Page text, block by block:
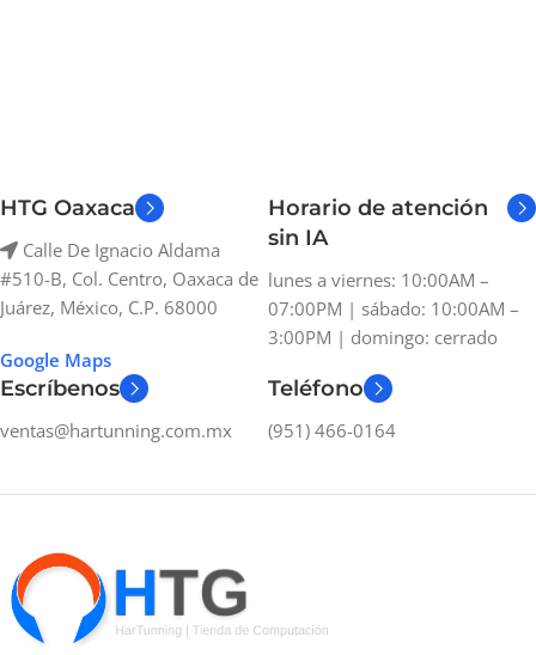
HTG Oaxaca
Calle De Ignacio Aldama
#510-B, Col. Centro, Oaxaca de
Juárez, México, C.P. 68000
Google Maps
Horario de atención
sin IA
lunes a viernes: 10:00AM –
07:00PM | sábado: 10:00AM –
3:00PM | domingo: cerrado
Escríbenos
ventas@hartunning.com.mx
Teléfono
(951) 466-0164